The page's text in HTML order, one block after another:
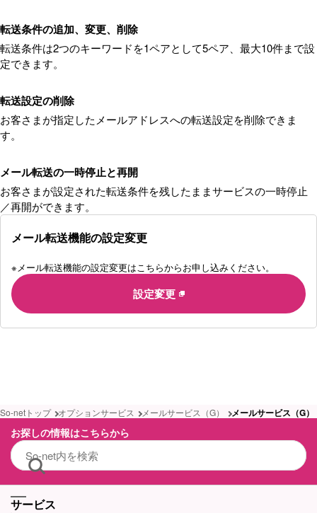
転送条件の追加、変更、削除
転送条件は2つのキーワードを1ペアとして5ペア、最大10件まで設
定できます。
転送設定の削除
お客さまが指定したメールアドレスへの転送設定を削除できま
す。
メール転送の一時停止と再開
お客さまが設定された転送条件を残したままサービスの一時停止
／再開ができます。
メール転送機能の設定変更
※メール転送機能の設定変更はこちらからお申し込みください。
設定変更
So-netトップ オプションサービス メールサービス（G） メールサービス（G）
お探しの情報はこちらから
サービス